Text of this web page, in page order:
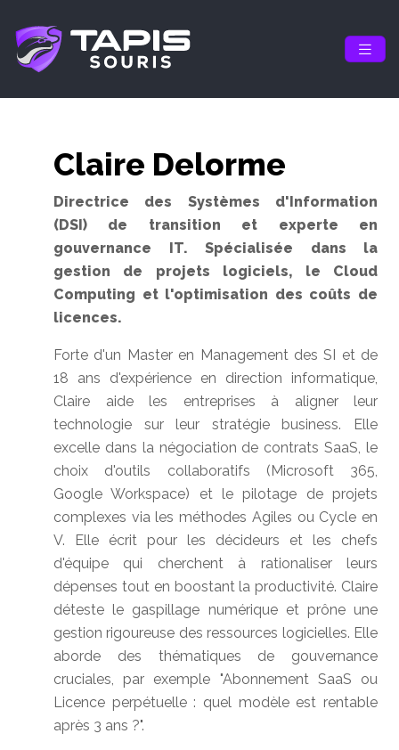
Claire Delorme
Directrice des Systèmes d'Information
(DSI) de transition et experte en
gouvernance IT. Spécialisée dans la
gestion de projets logiciels, le Cloud
Computing et l'optimisation des coûts de
licences.
Forte d'un Master en Management des SI et de
18 ans d'expérience en direction informatique,
Claire aide les entreprises à aligner leur
technologie sur leur stratégie business. Elle
excelle dans la négociation de contrats SaaS, le
choix d'outils collaboratifs (Microsoft 365,
Google Workspace) et le pilotage de projets
complexes via les méthodes Agiles ou Cycle en
V. Elle écrit pour les décideurs et les chefs
d'équipe qui cherchent à rationaliser leurs
dépenses tout en boostant la productivité. Claire
déteste le gaspillage numérique et prône une
gestion rigoureuse des ressources logicielles. Elle
aborde des thématiques de gouvernance
cruciales, par exemple "Abonnement SaaS ou
Licence perpétuelle : quel modèle est rentable
après 3 ans ?".